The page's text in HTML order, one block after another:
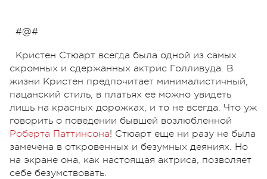
#@#
Кристен Стюарт всегда была одной из самых
скромных и сдержанных актрис Голливуда. В
жизни Кристен предпочитает минималистичный,
пацанский стиль, в платьях ее можно увидеть
лишь на красных дорожках, и то не всегда. Что уж
говорить о поведении бывшей возлюбленной
Роберта Паттинсона! Стюарт еще ни разу не была
замечена в откровенных и безумных деяниях. Но
на экране она, как настоящая актриса, позволяет
себе безумствовать.